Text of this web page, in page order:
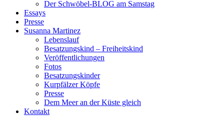
Der Schwöbel-BLOG am Samstag
Essays
Presse
Susanna Martinez
Lebenslauf
Besatzungskind – Freiheitskind
Veröffentlichungen
Fotos
Besatzungskinder
Kurpfälzer Köpfe
Presse
Dem Meer an der Küste gleich
Kontakt